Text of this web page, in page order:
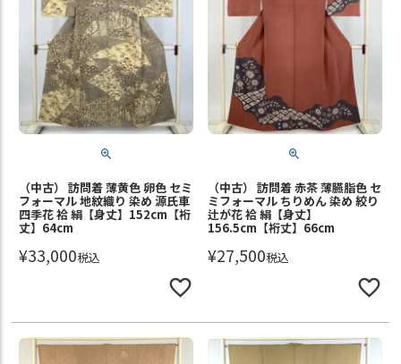
（中古） 訪問着 薄黄色 卵色 セミ
フォーマル 地紋織り 染め 源氏車
四季花 袷 絹【身丈】152cm【裄
丈】64cm
¥33,000税込
（中古） 訪問着 赤茶 薄臙脂色 セ
ミフォーマル ちりめん 染め 絞り
辻が花 袷 絹【身丈】
156.5cm【裄丈】66cm
¥27,500税込